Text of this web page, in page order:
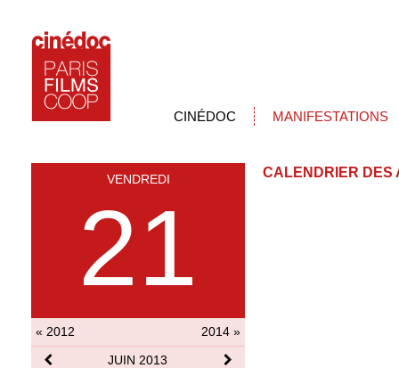
CINÉDOC MANIFESTATIONS
VENDREDI
21
« 2012
2014 »
JUIN 2013
CALENDRIER DES